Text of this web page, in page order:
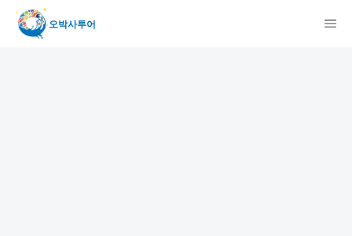
오박사투어